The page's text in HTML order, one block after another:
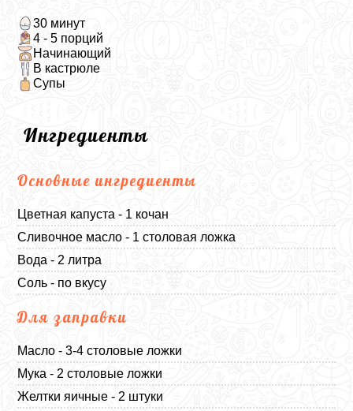
30 минут
4 - 5 порций
Начинающий
В кастрюле
Супы
Ингредиенты
Основные ингредиенты
Цветная капуста - 1 кочан
Сливочное масло - 1 столовая ложка
Вода - 2 литра
Соль - по вкусу
Для заправки
Масло - 3-4 столовые ложки
Мука - 2 столовые ложки
Желтки яичные - 2 штуки